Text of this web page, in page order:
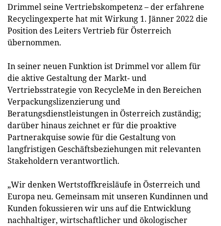
Drimmel seine Vertriebskompetenz – der erfahrene
Recyclingexperte hat mit Wirkung 1. Jänner 2022 die
Position des Leiters Vertrieb für Österreich
übernommen.
In seiner neuen Funktion ist Drimmel vor allem für
die aktive Gestaltung der Markt- und
Vertriebsstrategie von RecycleMe in den Bereichen
Verpackungslizenzierung und
Beratungsdienstleistungen in Österreich zuständig;
darüber hinaus zeichnet er für die proaktive
Partnerakquise sowie für die Gestaltung von
langfristigen Geschäftsbeziehungen mit relevanten
Stakeholdern verantwortlich.
„Wir denken Wertstoffkreisläufe in Österreich und
Europa neu. Gemeinsam mit unseren Kundinnen und
Kunden fokussieren wir uns auf die Entwicklung
nachhaltiger, wirtschaftlicher und ökologischer